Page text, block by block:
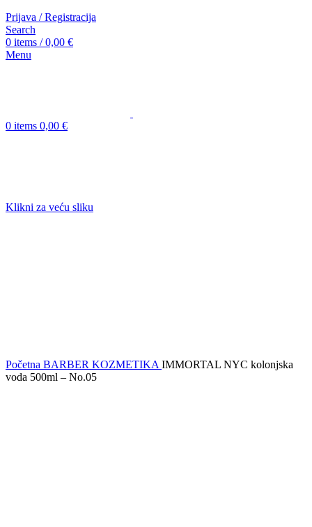
Prijava / Registracija
Search
0 items / 0,00 €
Menu
0 items 0,00 €
Klikni za veću sliku
Početna BARBER KOZMETIKA IMMORTAL NYC kolonjska
voda 500ml – No.05